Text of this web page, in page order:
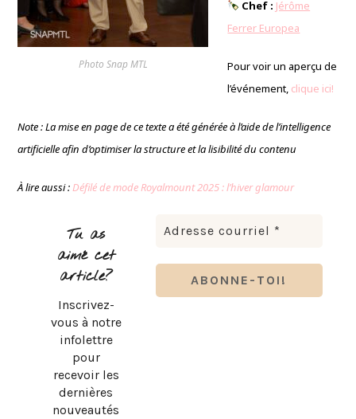
Photo Snap MTL
Chef : Jérôme
Ferrer Europea
Pour voir un aperçu de
l’événement, clique ici!
Note : La mise en page de ce texte a été générée à l’aide de l’intelligence
artificielle afin d’optimiser la structure et la lisibilité du contenu
À lire aussi :Défilé de mode Royalmount 2025 : l’hiver glamour
Tu as
aimé cet
article?
Inscrivez-
vous à notre
infolettre
pour
recevoir les
dernières
nouveautés